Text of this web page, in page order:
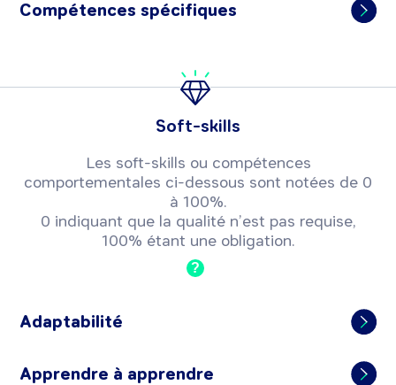
Compétences spécifiques
Soft-skills
Les soft-skills ou compétences
comportementales ci-dessous sont notées de 0
à 100%.
0 indiquant que la qualité n’est pas requise,
100% étant une obligation.
?
Adaptabilité
Apprendre à apprendre